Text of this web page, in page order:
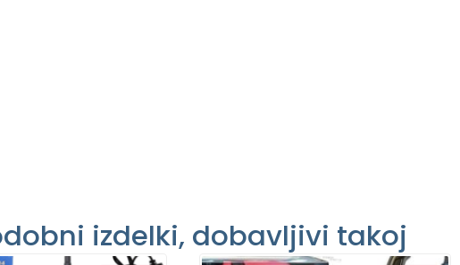
izdelki, dobavljivi takoj